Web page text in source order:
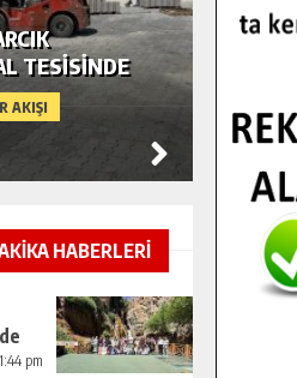
AKIŞI
TESISINDE
HABERLERİ
pm